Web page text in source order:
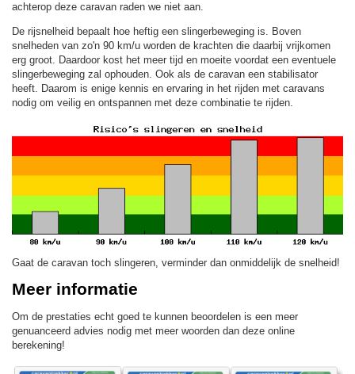
achterop deze caravan raden we niet aan.
De rijsnelheid bepaalt hoe heftig een slingerbeweging is. Boven
snelheden van zo'n 90 km/u worden de krachten die daarbij vrijkomen
erg groot. Daardoor kost het meer tijd en moeite voordat een eventuele
slingerbeweging zal ophouden. Ook als de caravan een stabilisator
heeft. Daarom is enige kennis en ervaring in het rijden met caravans
nodig om veilig en ontspannen met deze combinatie te rijden.
Gaat de caravan toch slingeren, verminder dan onmiddelijk de snelheid!
Meer informatie
Om de prestaties echt goed te kunnen beoordelen is een meer
genuanceerd advies nodig met meer woorden dan deze online
berekening!